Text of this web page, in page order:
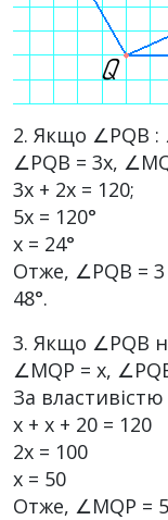
2. Якщо ∠PQB :
∠PQB = 3х,
3х + 2х = 120;
5х = 120°
х = 24°
Отже, ∠PQB = 3
48°.
3. Якщо ∠PQB
∠MQP = х,
За властивістю
х + х + 20 = 120
2х = 100
х = 50
Отже, ∠MQP =